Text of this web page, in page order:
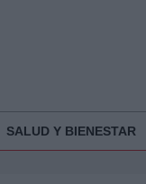
SALUD Y BIENESTAR